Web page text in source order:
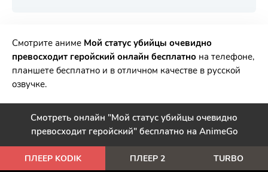
Смотрите аниме Мой статус убийцы очевидно
превосходит геройский онлайн бесплатно на телефоне,
планшете бесплатно и в отличном качестве в русской
озвучке.
Смотреть онлайн "Мой статус убийцы очевидно
превосходит геройский" бесплатно на AnimeGo
ПЛЕЕР KODIK ПЛЕЕР 2 TURBO